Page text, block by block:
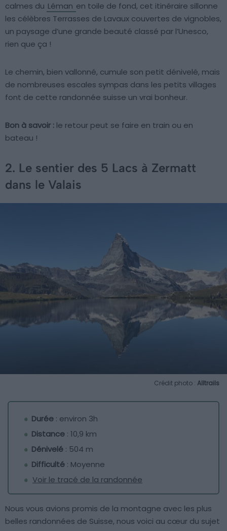
calmes du Léman en toile de fond, cet itinéraire sillonne
les célèbres Terrasses de Lavaux couvertes de vignobles,
un paysage d’une grande beauté classé par l’Unesco,
rien que ça !
Le chemin, bien vallonné, cumule son petit dénivelé, mais
de nombreuses escales sympas dans les petits villages
font de cette randonnée suisse un vrai bonheur.
Bon à savoir : le retour peut se faire en train ou en
bateau !
2. Le sentier des 5 Lacs à Zermatt
dans le Valais
Crédit photo : Alltrails
Durée : environ 3h
Distance : 10,9 km
Dénivelé : 504 m
Difficulté : Moyenne
Voir le tracé de la randonnée
Nous vous avions promis de la montagne avec les plus
belles randonnées de Suisse, nous voici au cœur du sujet